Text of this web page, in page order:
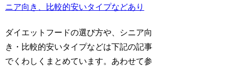
ニア向き、比較的安いタイプなどあり
ダイエットフードの選び方や、シニア向
き・比較的安いタイプなどは下記の記事
でくわしくまとめています。あわせて参